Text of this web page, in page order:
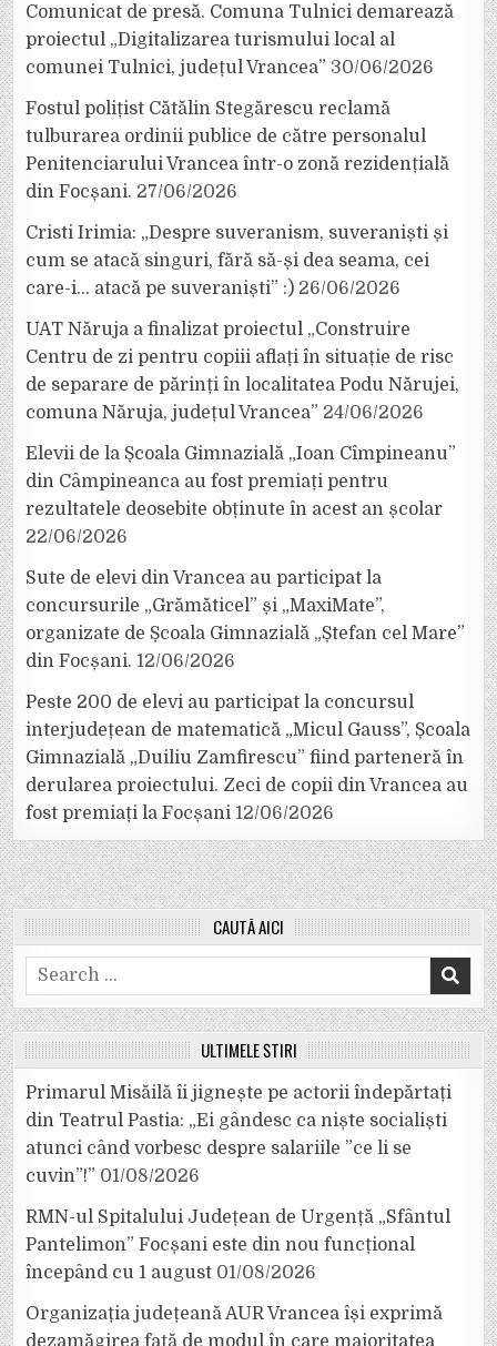
Comunicat de presă. Comuna Tulnici demarează
proiectul „Digitalizarea turismului local al
comunei Tulnici, județul Vrancea” 30/06/2026
Fostul polițist Cătălin Stegărescu reclamă
tulburarea ordinii publice de către personalul
Penitenciarului Vrancea într-o zonă rezidențială
din Focșani. 27/06/2026
Cristi Irimia: „Despre suveranism, suveraniști și
cum se atacă singuri, fără să-și dea seama, cei
care-i… atacă pe suveraniști” :) 26/06/2026
UAT Năruja a finalizat proiectul „Construire
Centru de zi pentru copiii aflați în situație de risc
de separare de părinți în localitatea Podu Nărujei,
comuna Năruja, județul Vrancea” 24/06/2026
Elevii de la Școala Gimnazială „Ioan Cîmpineanu”
din Câmpineanca au fost premiați pentru
rezultatele deosebite obținute în acest an școlar
22/06/2026
Sute de elevi din Vrancea au participat la
concursurile „Grămăticel” și „MaxiMate”,
organizate de Școala Gimnazială „Ștefan cel Mare”
din Focșani. 12/06/2026
Peste 200 de elevi au participat la concursul
interjudețean de matematică „Micul Gauss”, Școala
Gimnazială „Duiliu Zamfirescu” fiind parteneră în
derularea proiectului. Zeci de copii din Vrancea au
fost premiați la Focșani 12/06/2026
CAUTĂ AICI
Search
for:
ULTIMELE ȘTIRI
Primarul Misăilă îi jignește pe actorii îndepărtați
din Teatrul Pastia: „Ei gândesc ca niște socialiști
atunci când vorbesc despre salariile ”ce li se
cuvin”!” 01/08/2026
RMN-ul Spitalului Județean de Urgență „Sfântul
Pantelimon” Focșani este din nou funcțional
începând cu 1 august 01/08/2026
Organizația județeană AUR Vrancea își exprimă
dezamăgirea față de modul în care majoritatea